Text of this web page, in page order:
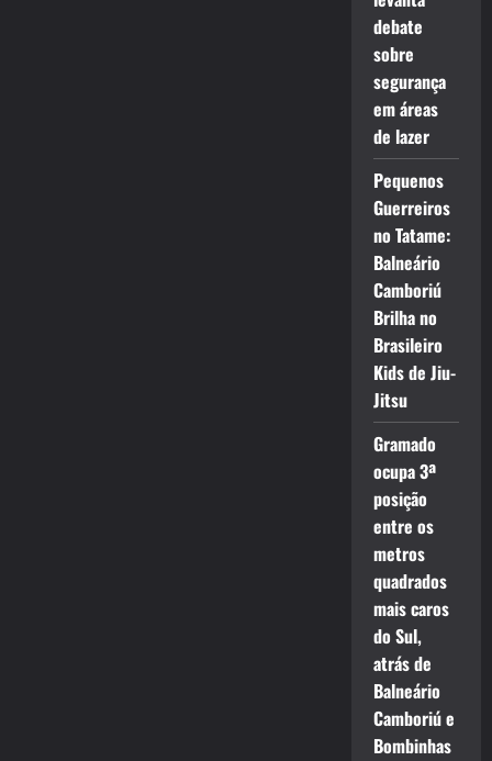
debate
sobre
segurança
em áreas
de lazer
Pequenos
Guerreiros
no Tatame:
Balneário
Camboriú
Brilha no
Brasileiro
Kids de Jiu-
Jitsu
Gramado
ocupa 3ª
posição
entre os
metros
quadrados
mais caros
do Sul,
atrás de
Balneário
Camboriú e
Bombinhas